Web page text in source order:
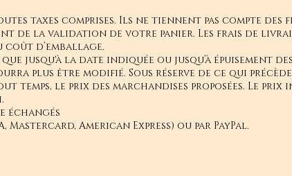
taxes comprises. Ils ne tiennent pas compte des
de la validation de votre panier. Les frais de
d’emballage.
jusqu'à la date indiquée ou jusqu’à épuisement
plus être modifié. Sous réserve de ce qui précède,
temps, le prix des marchandises proposées. Le prix
échangés
American Express) ou par PayPal.